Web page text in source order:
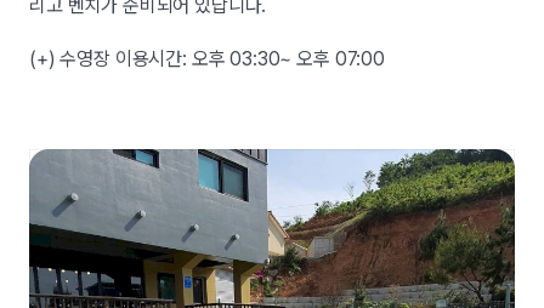
리고 벤치가 준비되어 있답니다.
(+) 수영장 이용시간: 오후 03:30~ 오후 07:00